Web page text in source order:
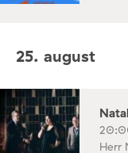
25. august
Herr